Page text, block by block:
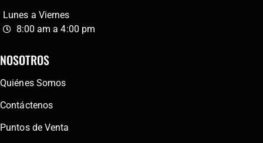
Lunes a Viernes
8:00 am a 4:00 pm
NOSOTROS
Quiénes Somos
Contáctenos
Puntos de Venta